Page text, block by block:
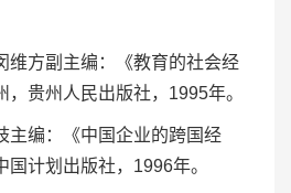
维方副主编：《教育的社会经
，贵州人民出版社，1995年。
主编：《中国企业的跨国经
国计划出版社，1996年。